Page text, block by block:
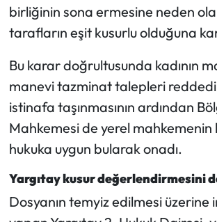
birliğinin sona ermesine neden
tarafların eşit kusurlu olduğuna
Bu karar doğrultusunda kadının
manevi tazminat talepleri
istinafa taşınmasının ardından
Mahkemesi de yerel mahkemenin
hukuka uygun bularak onadı.
Yargıtay kusur değerlendirmesini
Dosyanın temyiz edilmesi üzerine
Resmi İlan
Sağlık
Siyaset
Spor
Sungurlu Haberleri